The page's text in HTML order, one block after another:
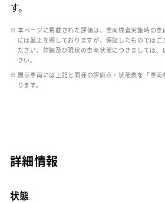
す。
※ 本ページに掲載された評価は、車両検査実施時の車
には厳正を期しておりますが、保証したものではご
ださい。詳細及び現状の車両状態につきましては
さい。
※ 展示車両には上記と同様の評価点・状態表を「車
ります。
詳細情報
状態